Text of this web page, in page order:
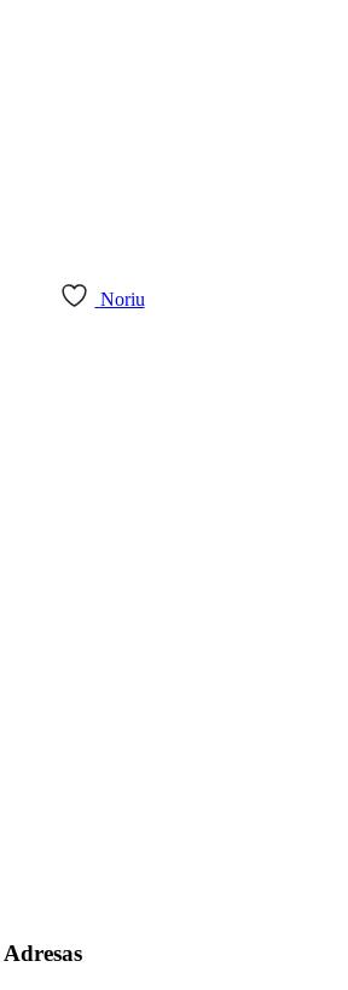
Noriu
Adresas